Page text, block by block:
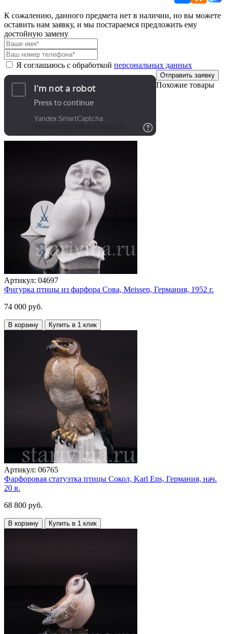
К сожалению, данного предмета нет в наличии, но вы можете
оставить нам заявку, и мы постараемся предложить ему
достойную замену
Я соглашаюсь с обработкой персональных данных
Отправить заявку
Похожие товары
Артикул: 04697
Фигурка птицы из фарфора Сова, Meissen, Германия, 1952 г.
74 000 руб.
В корзину Купить в 1 клик
Артикул: 06765
Фарфоровая статуэтка птицы Сокол, Karl Ens, Германия, нач.
20 в.
68 800 руб.
В корзину Купить в 1 клик